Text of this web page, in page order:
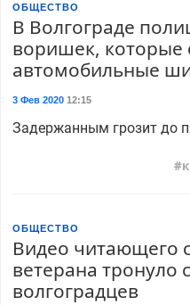
ОБЩЕСТВО
В Волгограде
воришек, которые
автомобильные
3 Фев 202012:15
Задержанным грозит до
ОБЩЕСТВО
Видео читающего
ветерана тронуло
волгоградцев